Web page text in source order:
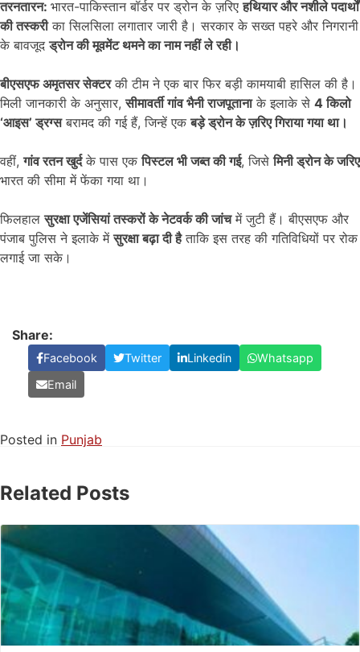
तरनतारन: भारत-पाकिस्तान बॉर्डर पर ड्रोन के ज़रिएहथियार और नशीले पदार्थों
की तस्करीका सिलसिला लगातार जारी है। सरकार के सख्त पहरे और निगरानी
के बावजूदड्रोन की मूवमेंट थमने का नाम नहीं ले रही।
बीएसएफ अमृतसर सेक्टरकी टीम ने एक बार फिर बड़ी कामयाबी हासिल की है।
मिली जानकारी के अनुसार,सीमावर्ती गांव भैनी राजपूतानाके इलाके से 4 किलो
‘आइस’ ड्रग्सबरामद की गई हैं, जिन्हें एकबड़े ड्रोन के ज़रिए गिराया गया था।
वहीं,गांव रतन खुर्दके पास एकपिस्टल भी जब्त की गई, जिसेमिनी ड्रोन के जरिए
भारत की सीमा में फेंका गया था।
फिलहालसुरक्षा एजेंसियां तस्करों के नेटवर्क की जांचमें जुटी हैं। बीएसएफ और
पंजाब पुलिस ने इलाके मेंसुरक्षा बढ़ा दी हैताकि इस तरह की गतिविधियों पर रोक
लगाई जा सके।
Share:
Facebook Twitter Linkedin
Whatsapp
Email
Posted in Punjab
Related Posts